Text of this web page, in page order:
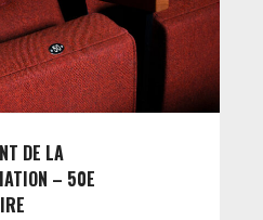
DE LA
– 50E